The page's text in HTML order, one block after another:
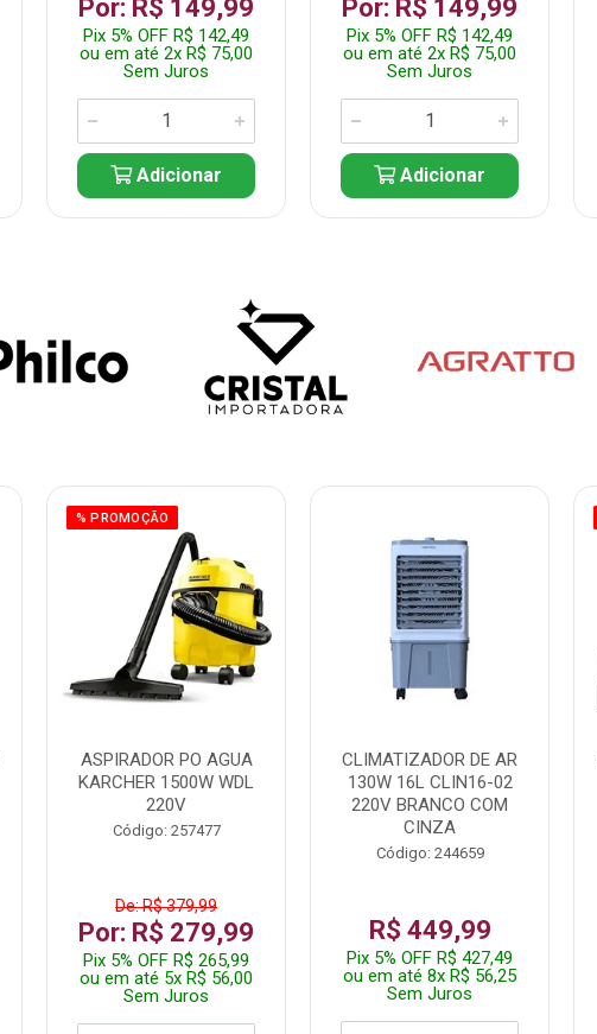
Por: R$ 149,99
Pix 5% OFF R$ 142,49
ou em até 2x R$ 75,00
Sem Juros
Adicionar
Por: R$ 149,99
Pix 5% OFF R$ 142,49
ou em até 2x R$ 75,00
Sem Juros
Adicionar
% PROMOÇÃO
ASPIRADOR PO AGUA
KARCHER 1500W WDL
220V
Código: 257477
De: R$ 379,99
Por: R$ 279,99
Pix 5% OFF R$ 265,99
ou em até 5x R$ 56,00
Sem Juros
CLIMATIZADOR DE AR
130W 16L CLIN16-02
220V BRANCO COM
CINZA
Código: 244659
R$ 449,99
Pix 5% OFF R$ 427,49
ou em até 8x R$ 56,25
Sem Juros